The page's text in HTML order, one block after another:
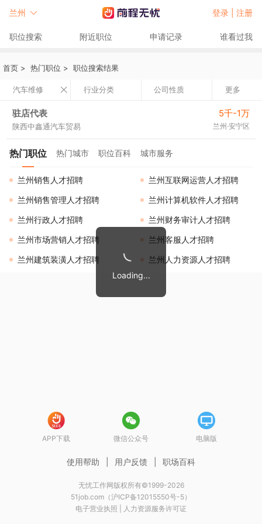
兰州 登录 | 注册
职位搜索 附近职位 申请记录 谁看过我
首页 > 热门职位 > 职位搜索结果
汽车维修 行业分类 公司性质 更多
驻店代表 5千-1万
陕西中鑫通汽车贸易 兰州·安宁区
热门职位 热门城市 职位百科 城市服务
兰州销售人才招聘
兰州互联网运营人才招聘
兰州销售管理人才招聘
兰州计算机软件人才招聘
兰州行政人才招聘
兰州财务审计人才招聘
兰州市场营销人才招聘
兰州客服人才招聘
兰州建筑装潢人才招聘
兰州人力资源人才招聘
APP下载 微信公众号 电脑版
使用帮助 用户反馈 职场百科
无忧工作网版权所有©1999-2026
51job.com（沪ICP备12015550号-5）
电子营业执照
人力资源服务许可证
Loading...